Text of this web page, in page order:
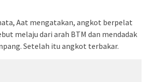
Aat mengatakan, angkot berpelat
melaju dari arah BTM dan mendadak
Setelah itu angkot terbakar.